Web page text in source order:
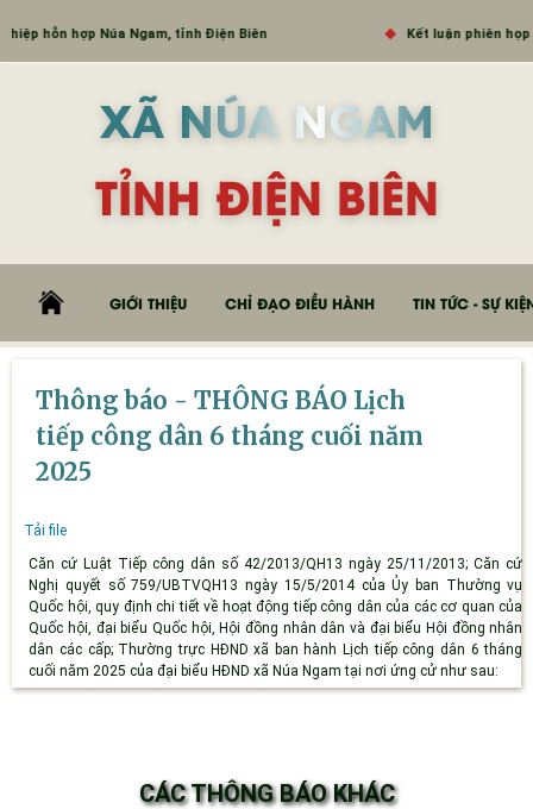
hỗn hợp Núa Ngam, tỉnh Điện Biên Kết luận phiên họp
XÃ NÚA NGAM
TỈNH ĐIỆN BIÊN
GIỚI THIỆU CHỈ ĐẠO ĐIỀU HÀNH TIN TỨC - SỰ
Thông báo - THÔNG BÁO Lịch
tiếp công dân 6 tháng cuối năm
2025
Tải file
Căn cứ Luật Tiếp công dân số 42/2013/QH13 ngày 25/11/2013; Căn cứ
Nghị quyết số 759/UBTVQH13 ngày 15/5/2014 của Ủy ban Thường vụ
Quốc hội, quy định chi tiết về hoạt động tiếp công dân của các cơ quan của
Quốc hội, đại biểu Quốc hội, Hội đồng nhân dân và đại biểu Hội đồng nhân
dân các cấp; Thường trực HĐND xã ban hành Lịch tiếp công dân 6 tháng
cuối năm 2025 của đại biểu HĐND xã Núa Ngam tại nơi ứng cử như sau:
CÁC THÔNG BÁO KHÁC